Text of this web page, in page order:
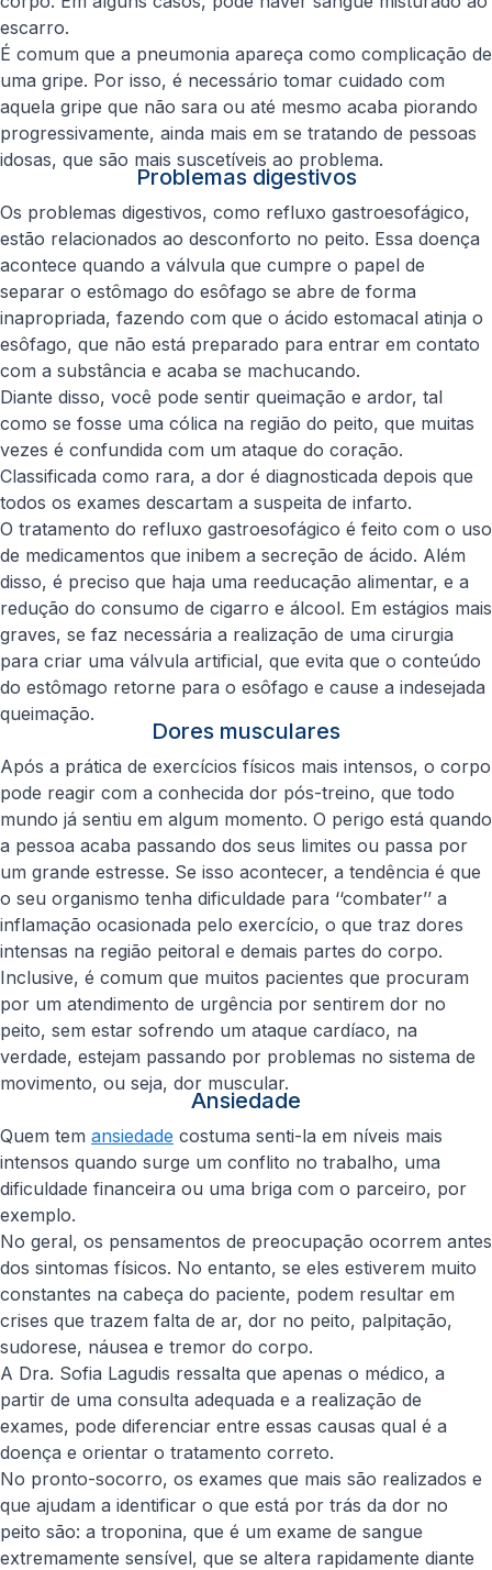
escarro.
É comum que a pneumonia apareça como complicação de
uma gripe. Por isso, é necessário tomar cuidado com
aquela gripe que não sara ou até mesmo acaba piorando
progressivamente, ainda mais em se tratando de pessoas
idosas, que são mais suscetíveis ao problema.
Problemas digestivos
Os problemas digestivos, como refluxo gastroesofágico,
estão relacionados ao desconforto no peito. Essa doença
acontece quando a válvula que cumpre o papel de
separar o estômago do esôfago se abre de forma
inapropriada, fazendo com que o ácido estomacal atinja o
esôfago, que não está preparado para entrar em contato
com a substância e acaba se machucando.
Diante disso, você pode sentir queimação e ardor, tal
como se fosse uma cólica na região do peito, que muitas
vezes é confundida com um ataque do coração.
Classificada como rara, a dor é diagnosticada depois que
todos os exames descartam a suspeita de infarto.
O tratamento do refluxo gastroesofágico é feito com o uso
de medicamentos que inibem a secreção de ácido. Além
disso, é preciso que haja uma reeducação alimentar, e a
redução do consumo de cigarro e álcool. Em estágios mais
graves, se faz necessária a realização de uma cirurgia
para criar uma válvula artificial, que evita que o conteúdo
do estômago retorne para o esôfago e cause a indesejada
queimação.
Dores musculares
Após a prática de exercícios físicos mais intensos, o corpo
pode reagir com a conhecida dor pós-treino, que todo
mundo já sentiu em algum momento. O perigo está quando
a pessoa acaba passando dos seus limites ou passa por
um grande estresse. Se isso acontecer, a tendência é que
o seu organismo tenha dificuldade para ‘‘combater’’ a
inflamação ocasionada pelo exercício, o que traz dores
intensas na região peitoral e demais partes do corpo.
Inclusive, é comum que muitos pacientes que procuram
por um atendimento de urgência por sentirem dor no
peito, sem estar sofrendo um ataque cardíaco, na
verdade, estejam passando por problemas no sistema de
movimento, ou seja, dor muscular.
Ansiedade
Quem tem ansiedade costuma senti-la em níveis mais
intensos quando surge um conflito no trabalho, uma
dificuldade financeira ou uma briga com o parceiro, por
exemplo.
No geral, os pensamentos de preocupação ocorrem antes
dos sintomas físicos. No entanto, se eles estiverem muito
constantes na cabeça do paciente, podem resultar em
crises que trazem falta de ar, dor no peito, palpitação,
sudorese, náusea e tremor do corpo.
A Dra. Sofia Lagudis ressalta que apenas o médico, a
partir de uma consulta adequada e a realização de
exames, pode diferenciar entre essas causas qual é a
doença e orientar o tratamento correto.
No pronto-socorro, os exames que mais são realizados e
que ajudam a identificar o que está por trás da dor no
peito são: a troponina, que é um exame de sangue
extremamente sensível, que se altera rapidamente diante